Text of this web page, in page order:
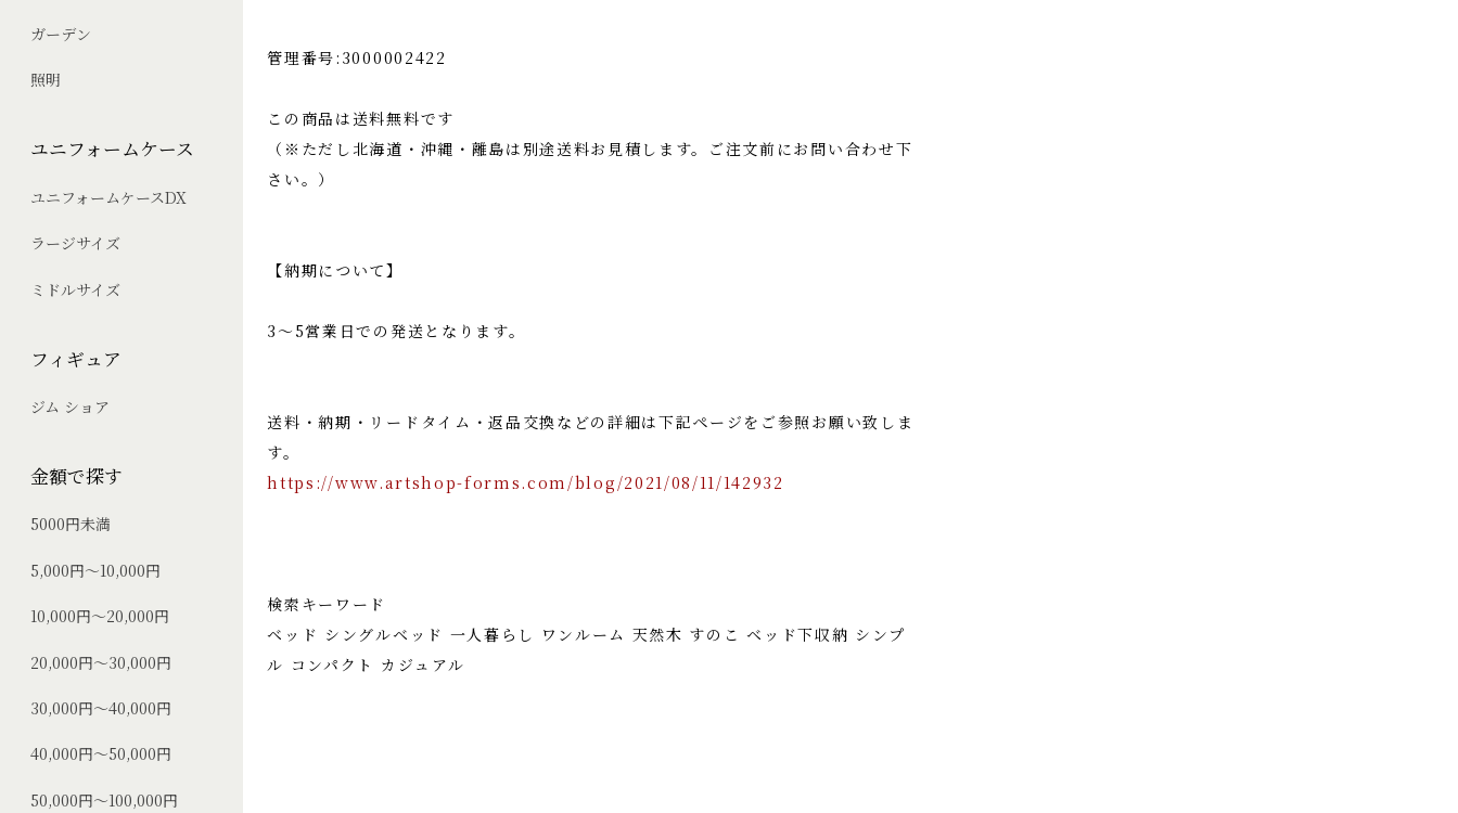
ガーデン
照明
ユニフォームケース
ユニフォームケースDX
ラージサイズ
ミドルサイズ
フィギュア
ジム ショア
金額で探す
5000円未満
5,000円～10,000円
10,000円～20,000円
20,000円～30,000円
30,000円～40,000円
40,000円～50,000円
50,000円～100,000円
管理番号:3000002422
この商品は送料無料です
（※ただし北海道・沖縄・離島は別途送料お見積します。ご注文前にお問い合わせ下
さい。）
【納期について】
3〜5営業日での発送となります。
送料・納期・リードタイム・返品交換などの詳細は下記ページをご参照お願い致しま
す。
https://www.artshop-forms.com/blog/2021/08/11/142932
検索キーワード
ベッド シングルベッド 一人暮らし ワンルーム 天然木 すのこ ベッド下収納 シンプ
ル コンパクト カジュアル